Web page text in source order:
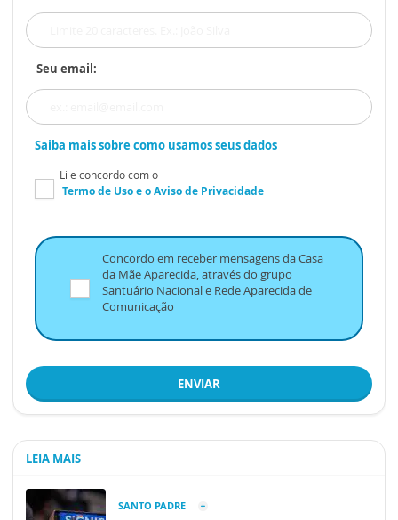
Seu email:
Saiba mais sobre como usamos seus dados
Li e concordo com o
Termo de Usoe oAviso de Privacidade
Concordo em receber mensagens da Casa
da Mãe Aparecida, através do grupo
Santuário Nacional e Rede Aparecida de
Comunicação
ENVIAR
LEIA MAIS
SANTO PADRE